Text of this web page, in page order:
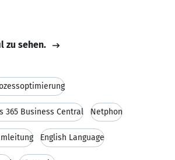
zu sehen.
365 Business Central Netphon
English Language